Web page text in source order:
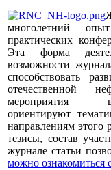
многолетний
практических
Эта форма
возможности
способствовать
отечественной
мероприятия
ориентируют
направлениям этого
тезисы, состав
журнале статьи
можно ознакомиться